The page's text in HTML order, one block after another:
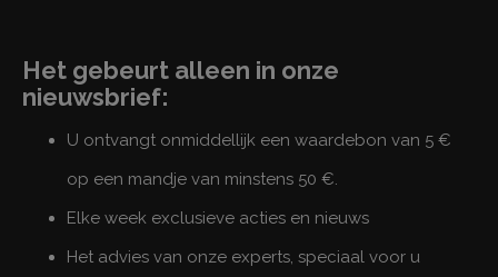
Het gebeurt alleen in onze
nieuwsbrief:
U ontvangt onmiddellijk een waardebon van 5 €
op een mandje van minstens 50 €.
Elke week exclusieve acties en nieuws
Het advies van onze experts, speciaal voor u